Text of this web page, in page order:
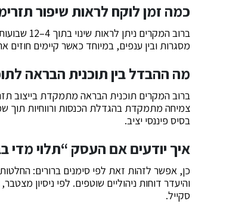
כמה זמן לוקח לראות שיפור
ברוב
מסגרות ובין ענפים, במיוחד כאשר קיימים חוזים
מה ההבדל בין תוכנית הבראה
ברוב המקרים תוכנית הבראה מתמקדת בייצוב
צמיחה מתמקדת בהגדלת הכנסות ורווחיות
בסיס פיננסי יציב.
איך יודעים אם העסק “תלוי מדי
כן, אפשר לזהות זאת לפי סימנים ברורים:
והיעדר דוחות ניהוליים שוטפים. לפי ניסיון
סקייל.